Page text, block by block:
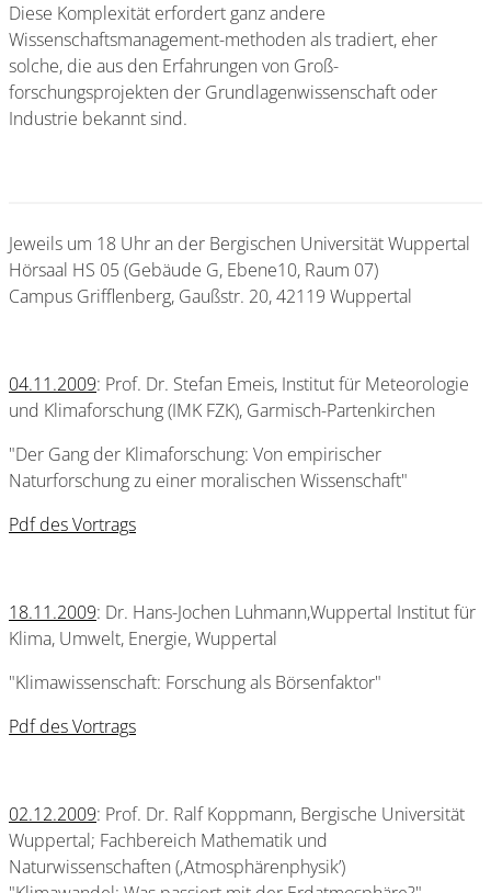
Diese Komplexität erfordert ganz andere
Wissenschaftsmanagement-methoden als tradiert, eher
solche, die aus den Erfahrungen von Groß-
forschungsprojekten der Grundlagenwissenschaft oder
Industrie bekannt sind.
Jeweils um 18 Uhr an der Bergischen Universität Wuppertal
Hörsaal HS 05 (Gebäude G, Ebene10, Raum 07)
Campus Grifflenberg, Gaußstr. 20, 42119 Wuppertal
04.11.2009: Prof. Dr. Stefan Emeis, Institut für Meteorologie
und Klimaforschung (IMK FZK), Garmisch-Partenkirchen
"Der Gang der Klimaforschung: Von empirischer
Naturforschung zu einer moralischen Wissenschaft"
Pdf des Vortrags
18.11.2009: Dr. Hans-Jochen Luhmann,Wuppertal Institut für
Klima, Umwelt, Energie, Wuppertal
"Klimawissenschaft: Forschung als Börsenfaktor"
Pdf des Vortrags
02.12.2009: Prof. Dr. Ralf Koppmann, Bergische Universität
Wuppertal; Fachbereich Mathematik und
Naturwissenschaften (‚Atmosphärenphysik’)